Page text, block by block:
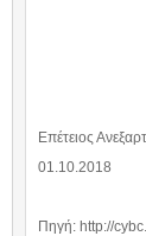
Επέτειος
01.10.2018
Πηγή: http://